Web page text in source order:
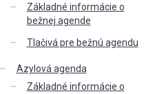
Základné informácie o
bežnej agende
Tlačivá pre bežnú agendu
Azylová agenda
Základné informácie o